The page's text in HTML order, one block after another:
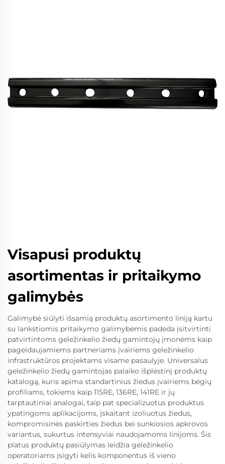
Visapusi produktų
asortimentas ir pritaikymo
galimybės
Galimybė siūlyti išsamią produktų asortimento liniją kartu
su lankstiomis pritaikymo galimybėmis padeda įsitvirtinti
patvirtintoms geležinkelio žiedų gamintojų įmonėms kaip
pageidaujamiems partneriams įvairiems geležinkelio
infrastruktūros projektams visame pasaulyje. Universalus
geležinkelio žiedų gamintojas palaiko išplėstinį produktų
katalogą, kuris apima standartinius žiedus įvairiems bėgių
profiliams, tokiems kaip 115RE, 136RE, 141RE ir jų
tarptautiniai analogai, taip pat specializuotus produktus
ypatingoms aplikacijoms, įskaitant izoliuotus žiedus,
kompromisinės paskirties žiedus bei sunkiosios apkrovos
variantus, sukurtus intensyviai naudojamoms linijoms. Šis
platus produktų pasiūlymas leidžia geležinkelio
operatoriams įsigyti kelis komponentus iš vieno